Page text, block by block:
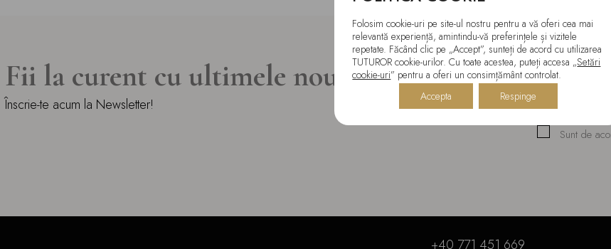
Fii la curent cu ultimele noutăți!
Înscrie-te acum la Newsletter!
Sunt de
+40 771 451 669
Folosim cookie-uri pe site-ul nostru pentru a vă oferi cea mai
relevantă experiență, amintindu-vă preferințele și vizitele
repetate. Făcând clic pe „Accept”, sunteți de acord cu utilizarea
TUTUROR cookie-urilor. Cu toate acestea, puteți accesa „Setări
cookie-uri” pentru a oferi un consimțământ controlat.
Accepta
Respinge